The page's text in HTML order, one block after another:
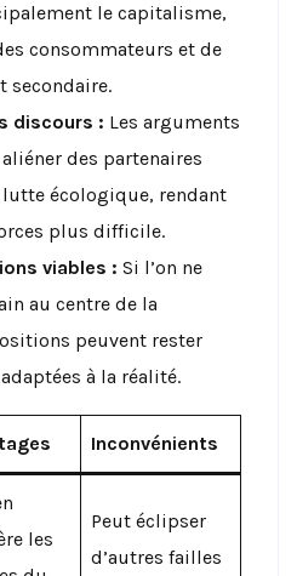
le capitalisme,
consommateurs et de
secondaire.
discours : Les arguments
des partenaires
écologique, rendant
plus difficile.
viables : Si l’on ne
au centre de la
peuvent rester
à la réalité.
Inconvénients
les
Peut éclipser
d’autres failles